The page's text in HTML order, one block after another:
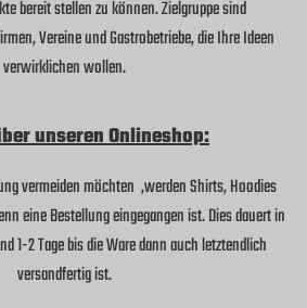
bereit stellen zu können. Zielgruppe sind
Vereine und Gastrobetriebe, die Ihre Ideen
verwirklichen wollen.
unseren Onlineshop:
vermeiden möchten ,werden Shirts, Hoodies
eine Bestellung eingegangen ist. Dies dauert in
1-2 Tage bis die Ware dann auch letztendlich
versandfertig ist.